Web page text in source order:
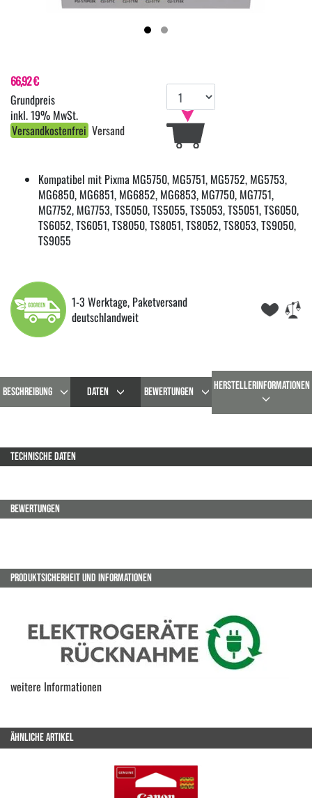
Kompatibel mit Pixma MG5750, MG5751, MG5752, MG5753,
MG6850, MG6851, MG6852, MG6853, MG7750, MG7751,
MG7752, MG7753, TS5050, TS5055, TS5053, TS5051, TS6050,
TS6052, TS6051, TS8050, TS8051, TS8052, TS8053, TS9050,
TS9055
1-3 Werktage, Paketversand
deutschlandweit
66,92 €
inkl. 19% MwSt.
Versandkostenfrei Versand
BESCHREIBUNG DATEN BEWERTUNGEN HERSTELLERINFORMATIONEN
TECHNISCHE DATEN
BEWERTUNGEN
PRODUKTSICHERHEIT UND INFORMATIONEN
weitere Informationen
ÄHNLICHE ARTIKEL